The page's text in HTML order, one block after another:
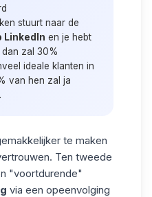
stuurt naar de
LinkedIn en je hebt
zal 30%
ideale klanten in
van hen zal ja
te maken
Ten tweede
"voortdurende"
via een opeenvolging